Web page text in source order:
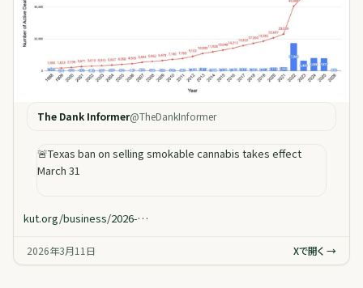
The Dank Informer@TheDankInformer
🚨Texas ban on selling smokable cannabis takes effect
March 31
kut.org/business/2026-…
2026年3月11日 Xで開く →